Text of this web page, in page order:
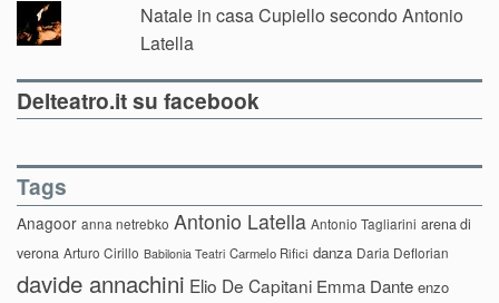
Natale in casa Cupiello secondo Antonio
Latella
Delteatro.it su facebook
Tags
Anagoor anna netrebko Antonio Latella Antonio Tagliarini arena di
verona Arturo Cirillo Babilonia Teatri Carmelo Rifici danza Daria Deflorian
davide annachini Elio De Capitani Emma Dante enzo